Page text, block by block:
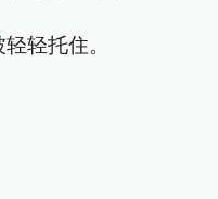
轻托住。